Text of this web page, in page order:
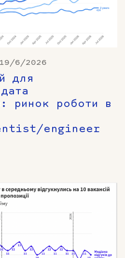
19/6/2026
для
ринок роботи в
engineer